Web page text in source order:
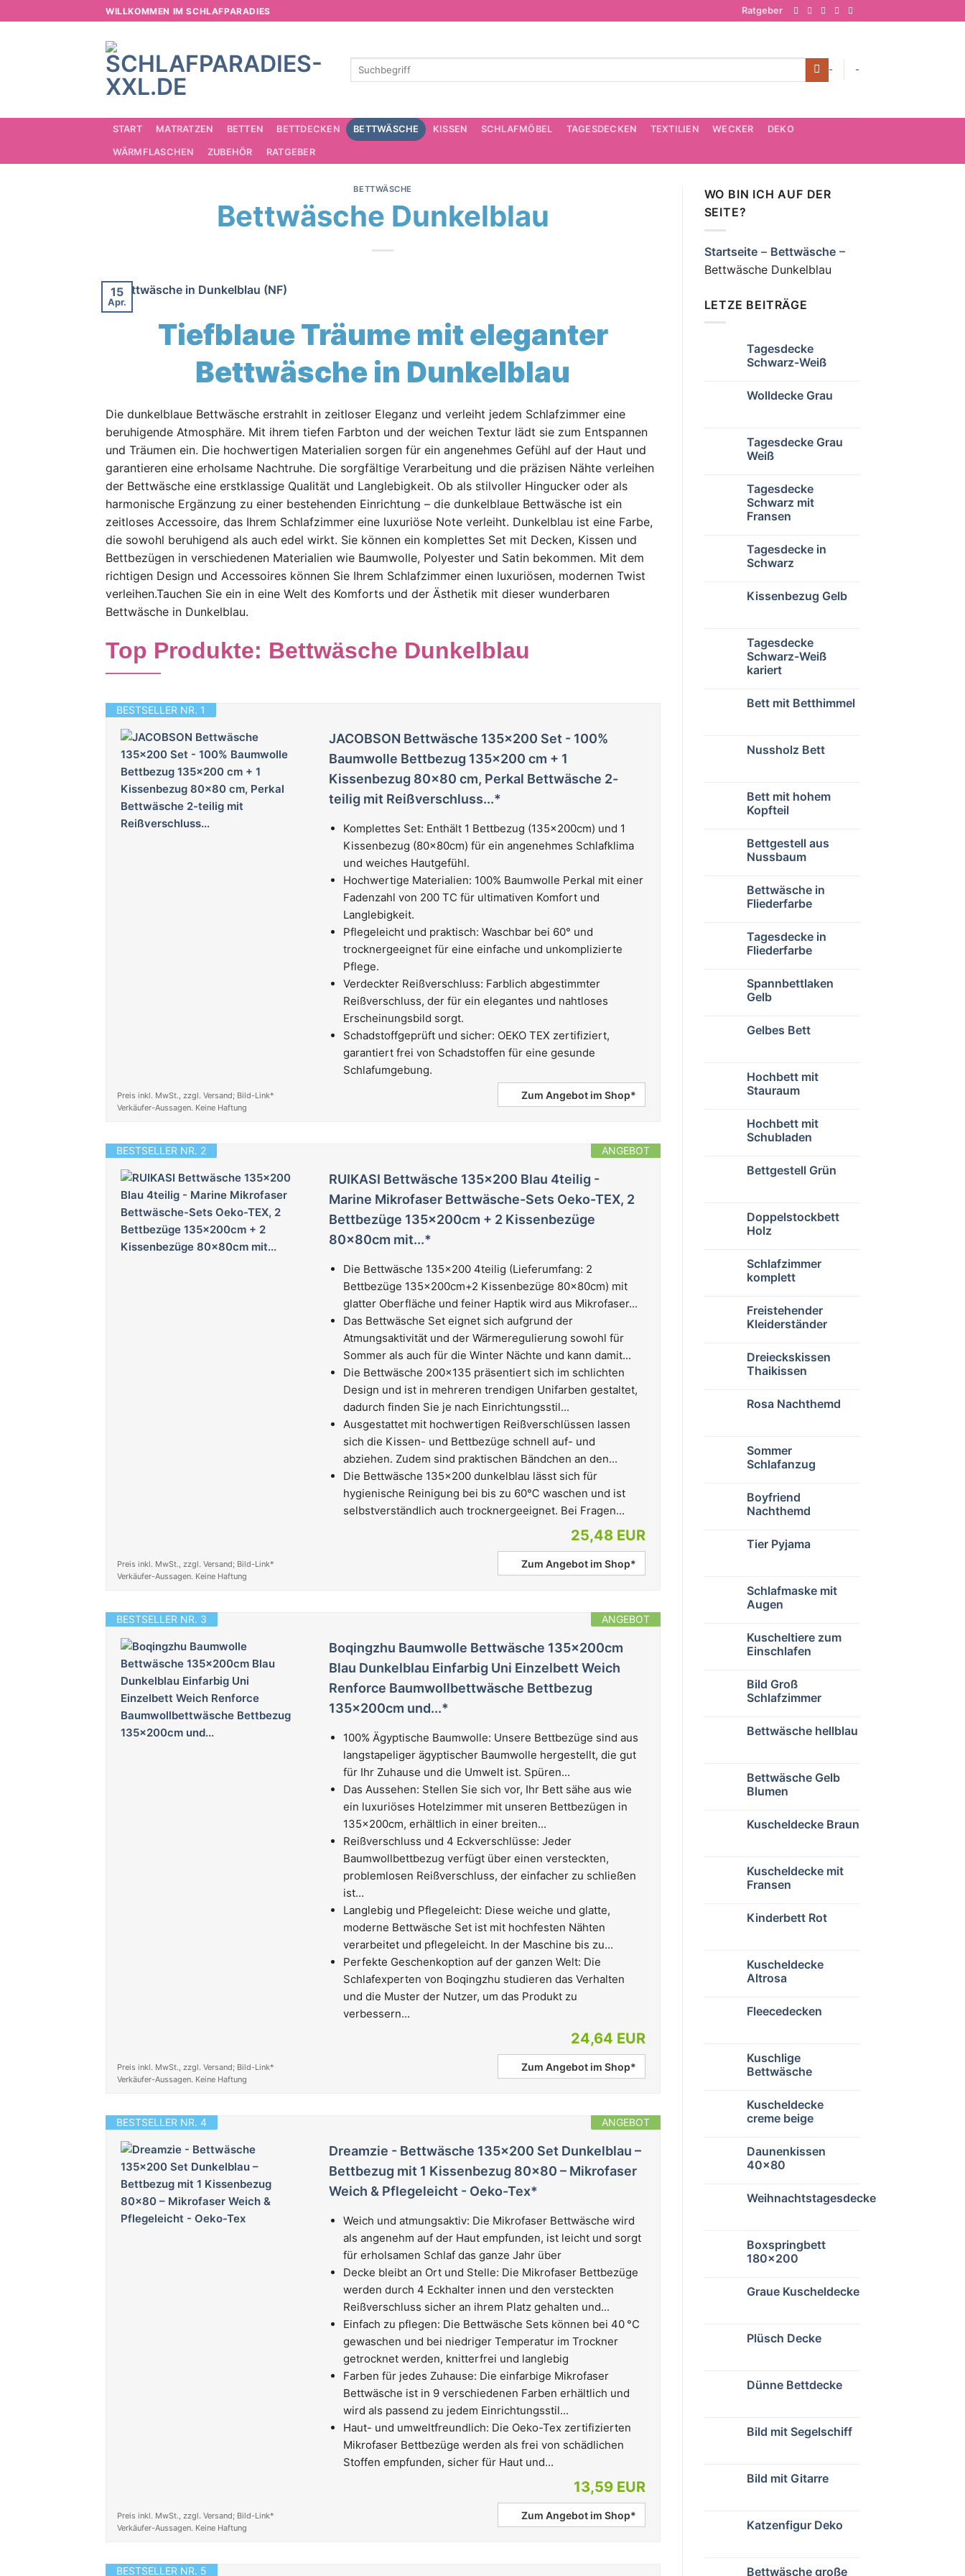
Inhalt
WILLKOMMEN IM SCHLAFPARADIES Ratgeber
- -
START MATRATZEN BETTEN BETTDECKEN BETTWÄSCHE KISSEN SCHLAFMÖBEL TAGESDECKEN TEXTILIEN WECKER DEKO
WÄRMFLASCHEN ZUBEHÖR RATGEBER
BETTWÄSCHE
Bettwäsche Dunkelblau
15
Apr.
Tiefblaue Träume mit eleganter
Bettwäsche in Dunkelblau
Die dunkelblaue Bettwäsche erstrahlt in zeitloser Eleganz und verleiht jedem Schlafzimmer eine
beruhigende Atmosphäre. Mit ihrem tiefen Farbton und der weichen Textur lädt sie zum Entspannen
und Träumen ein. Die hochwertigen Materialien sorgen für ein angenehmes Gefühl auf der Haut und
garantieren eine erholsame Nachtruhe. Die sorgfältige Verarbeitung und die präzisen Nähte verleihen
der Bettwäsche eine erstklassige Qualität und Langlebigkeit. Ob als stilvoller Hingucker oder als
harmonische Ergänzung zu einer bestehenden Einrichtung – die dunkelblaue Bettwäsche ist ein
zeitloses Accessoire, das Ihrem Schlafzimmer eine luxuriöse Note verleiht. Dunkelblau ist eine Farbe,
die sowohl beruhigend als auch edel wirkt. Sie können ein komplettes Set mit Decken, Kissen und
Bettbezügen in verschiedenen Materialien wie Baumwolle, Polyester und Satin bekommen. Mit dem
richtigen Design und Accessoires können Sie Ihrem Schlafzimmer einen luxuriösen, modernen Twist
verleihen.Tauchen Sie ein in eine Welt des Komforts und der Ästhetik mit dieser wunderbaren
Bettwäsche in Dunkelblau.
Top Produkte: Bettwäsche Dunkelblau
BESTSELLER NR. 1
JACOBSON Bettwäsche 135x200 Set - 100%
Baumwolle Bettbezug 135x200 cm + 1
Kissenbezug 80x80 cm, Perkal Bettwäsche 2-
teilig mit Reißverschluss...*
Komplettes Set: Enthält 1 Bettbezug (135x200cm) und 1
Kissenbezug (80x80cm) für ein angenehmes Schlafklima
und weiches Hautgefühl.
Hochwertige Materialien: 100% Baumwolle Perkal mit einer
Fadenzahl von 200 TC für ultimativen Komfort und
Langlebigkeit.
Pflegeleicht und praktisch: Waschbar bei 60° und
trocknergeeignet für eine einfache und unkomplizierte
Pflege.
Verdeckter Reißverschluss: Farblich abgestimmter
Reißverschluss, der für ein elegantes und nahtloses
Erscheinungsbild sorgt.
Schadstoffgeprüft und sicher: OEKO TEX zertifiziert,
garantiert frei von Schadstoffen für eine gesunde
Schlafumgebung.
Zum Angebot im Shop*
Preis inkl. MwSt., zzgl. Versand; Bild-Link*
Verkäufer-Aussagen. Keine Haftung
ANGEBOT
BESTSELLER NR. 2
RUIKASI Bettwäsche 135x200 Blau 4teilig -
Marine Mikrofaser Bettwäsche-Sets Oeko-TEX, 2
Bettbezüge 135x200cm + 2 Kissenbezüge
80x80cm mit...*
Die Bettwäsche 135x200 4teilig (Lieferumfang: 2
Bettbezüge 135x200cm+2 Kissenbezüge 80x80cm) mit
glatter Oberfläche und feiner Haptik wird aus Mikrofaser...
Das Bettwäsche Set eignet sich aufgrund der
Atmungsaktivität und der Wärmeregulierung sowohl für
Sommer als auch für die Winter Nächte und kann damit...
Die Bettwäsche 200x135 präsentiert sich im schlichten
Design und ist in mehreren trendigen Unifarben gestaltet,
dadurch finden Sie je nach Einrichtungsstil...
Ausgestattet mit hochwertigen Reißverschlüssen lassen
sich die Kissen- und Bettbezüge schnell auf- und
abziehen. Zudem sind praktischen Bändchen an den...
Die Bettwäsche 135x200 dunkelblau lässt sich für
hygienische Reinigung bei bis zu 60℃ waschen und ist
selbstverständlich auch trocknergeeignet. Bei Fragen...
25,48 EUR
Zum Angebot im Shop*
Preis inkl. MwSt., zzgl. Versand; Bild-Link*
Verkäufer-Aussagen. Keine Haftung
ANGEBOT
BESTSELLER NR. 3
Boqingzhu Baumwolle Bettwäsche 135x200cm
Blau Dunkelblau Einfarbig Uni Einzelbett Weich
Renforce Baumwollbettwäsche Bettbezug
135x200cm und...*
100% Ägyptische Baumwolle: Unsere Bettbezüge sind aus
langstapeliger ägyptischer Baumwolle hergestellt, die gut
für Ihr Zuhause und die Umwelt ist. Spüren...
Das Aussehen: Stellen Sie sich vor, Ihr Bett sähe aus wie
ein luxuriöses Hotelzimmer mit unseren Bettbezügen in
135x200cm, erhältlich in einer breiten...
Reißverschluss und 4 Eckverschlüsse: Jeder
Baumwollbettbezug verfügt über einen versteckten,
problemlosen Reißverschluss, der einfacher zu schließen
ist...
Langlebig und Pflegeleicht: Diese weiche und glatte,
moderne Bettwäsche Set ist mit hochfesten Nähten
verarbeitet und pflegeleicht. In der Maschine bis zu...
Perfekte Geschenkoption auf der ganzen Welt: Die
Schlafexperten von Boqingzhu studieren das Verhalten
und die Muster der Nutzer, um das Produkt zu
verbessern...
24,64 EUR
Zum Angebot im Shop*
Preis inkl. MwSt., zzgl. Versand; Bild-Link*
Verkäufer-Aussagen. Keine Haftung
ANGEBOT
BESTSELLER NR. 4
Dreamzie - Bettwäsche 135x200 Set Dunkelblau –
Bettbezug mit 1 Kissenbezug 80x80 – Mikrofaser
Weich & Pflegeleicht - Oeko-Tex*
Weich und atmungsaktiv: Die Mikrofaser Bettwäsche wird
als angenehm auf der Haut empfunden, ist leicht und sorgt
für erholsamen Schlaf das ganze Jahr über
Decke bleibt an Ort und Stelle: Die Mikrofaser Bettbezüge
werden durch 4 Eckhalter innen und den versteckten
Reißverschluss sicher an ihrem Platz gehalten und...
Einfach zu pflegen: Die Bettwäsche Sets können bei 40 °C
gewaschen und bei niedriger Temperatur im Trockner
getrocknet werden, knitterfrei und langlebig
Farben für jedes Zuhause: Die einfarbige Mikrofaser
Bettwäsche ist in 9 verschiedenen Farben erhältlich und
wird als passend zu jedem Einrichtungsstil...
Haut- und umweltfreundlich: Die Oeko-Tex zertifizierten
Mikrofaser Bettbezüge werden als frei von schädlichen
Stoffen empfunden, sicher für Haut und...
13,59 EUR
Zum Angebot im Shop*
Preis inkl. MwSt., zzgl. Versand; Bild-Link*
Verkäufer-Aussagen. Keine Haftung
BESTSELLER NR. 5
WO BIN ICH AUF DER
SEITE?
Startseite– Bettwäsche–
Bettwäsche Dunkelblau
LETZE BEITRÄGE
Tagesdecke
Schwarz-Weiß
Wolldecke Grau
Tagesdecke Grau
Weiß
Tagesdecke
Schwarz mit
Fransen
Tagesdecke in
Schwarz
Kissenbezug Gelb
Tagesdecke
Schwarz-Weiß
kariert
Bett mit Betthimmel
Nussholz Bett
Bett mit hohem
Kopfteil
Bettgestell aus
Nussbaum
Bettwäsche in
Fliederfarbe
Tagesdecke in
Fliederfarbe
Spannbettlaken
Gelb
Gelbes Bett
Hochbett mit
Stauraum
Hochbett mit
Schubladen
Bettgestell Grün
Doppelstockbett
Holz
Schlafzimmer
komplett
Freistehender
Kleiderständer
Dreieckskissen
Thaikissen
Rosa Nachthemd
Sommer
Schlafanzug
Boyfriend
Nachthemd
Tier Pyjama
Schlafmaske mit
Augen
Kuscheltiere zum
Einschlafen
Bild Groß
Schlafzimmer
Bettwäsche hellblau
Bettwäsche Gelb
Blumen
Kuscheldecke Braun
Kuscheldecke mit
Fransen
Kinderbett Rot
Kuscheldecke
Altrosa
Fleecedecken
Kuschlige
Bettwäsche
Kuscheldecke
creme beige
Daunenkissen
40×80
Weihnachtstagesdecke
Boxspringbett
180×200
Graue Kuscheldecke
Plüsch Decke
Dünne Bettdecke
Bild mit Segelschiff
Bild mit Gitarre
Katzenfigur Deko
Bettwäsche große